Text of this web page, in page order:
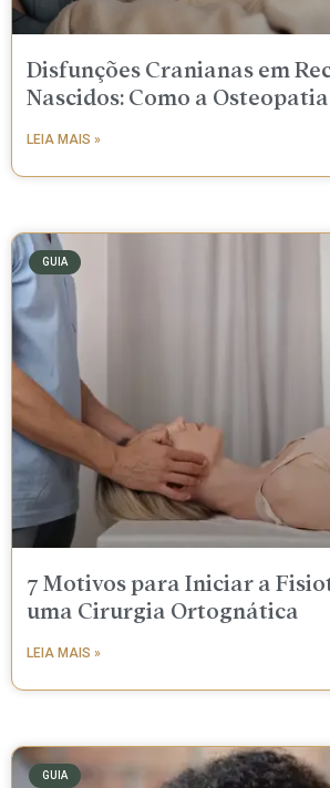
Disfunções Cranianas em
Nascidos: Como a
LEIA MAIS »
GUIA
7 Motivos para Iniciar a
uma Cirurgia Ortognática
LEIA MAIS »
GUIA